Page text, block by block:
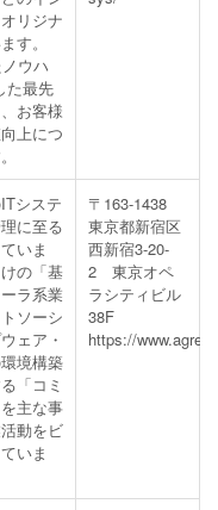
リジナ
す。
ウハ
た最先
お客様
上につ
システ
に至る
いま
の「基
ラ系業
ソーシ
ェア・
境構築
「コミ
主な事
動をビ
いま
〒163-1438
東京都新宿区
西新宿3-20-
2 東京オペ
ラシティビル
38F
https://